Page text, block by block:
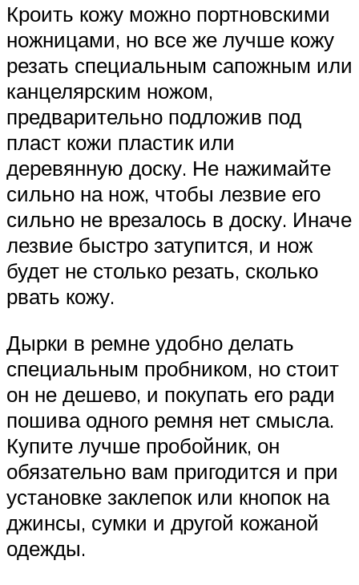
Кроить кожу можно портновскими
ножницами, но все же лучше кожу
резать специальным сапожным или
канцелярским ножом,
предварительно подложив под
пласт кожи пластик или
деревянную доску. Не нажимайте
сильно на нож, чтобы лезвие его
сильно не врезалось в доску. Иначе
лезвие быстро затупится, и нож
будет не столько резать, сколько
рвать кожу.
Дырки в ремне удобно делать
специальным пробником, но стоит
он не дешево, и покупать его ради
пошива одного ремня нет смысла.
Купите лучше пробойник, он
обязательно вам пригодится и при
установке заклепок или кнопок на
джинсы, сумки и другой кожаной
одежды.